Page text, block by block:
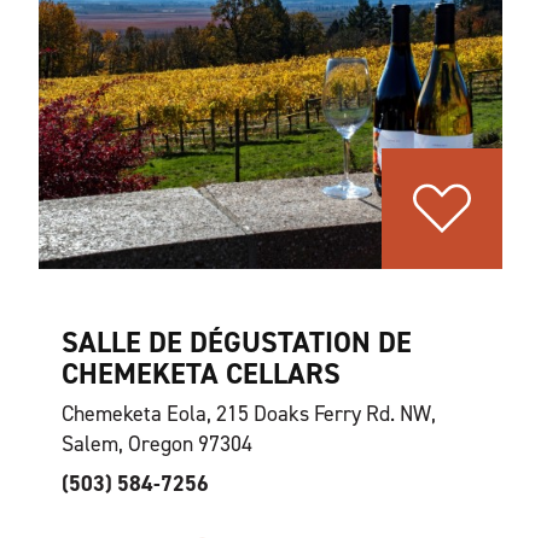
SALLE DE DÉGUSTATION DE
CHEMEKETA CELLARS
Chemeketa Eola, 215 Doaks Ferry Rd. NW,
Salem, Oregon 97304
(503) 584-7256